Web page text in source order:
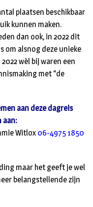
plaatsen beschikbaar
kunnen maken.
dan ook, in 2022 dit
om alsnog deze unieke
wèl bij waren een
met “de
aan deze dagreis
aan:
Witlox 06-4975 1850
maar het geeft je wel
belangstellende zijn